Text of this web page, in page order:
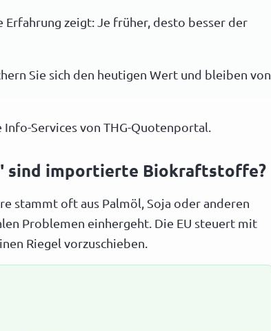
Erfahrung zeigt: Je früher, desto besser der
Sie sich den heutigen Wert und bleiben von
Services von THG-Quotenportal.
sind importierte Biokraftstoffe?
stammt oft aus Palmöl, Soja oder anderen
Problemen einhergeht. Die EU steuert mit
Riegel vorzuschieben.